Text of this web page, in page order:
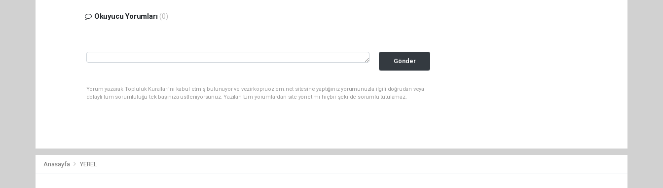
Okuyucu Yorumları (0)
Gönder
Yorum yazarak Topluluk Kuralları’nı kabul etmiş bulunuyor ve vezirkopruozlem.net sitesine yaptığınız yorumunuzla ilgili doğrudan veya
dolaylı tüm sorumluluğu tek başınıza üstleniyorsunuz. Yazılan tüm yorumlardan site yönetimi hiçbir şekilde sorumlu tutulamaz.
Anasayfa YEREL